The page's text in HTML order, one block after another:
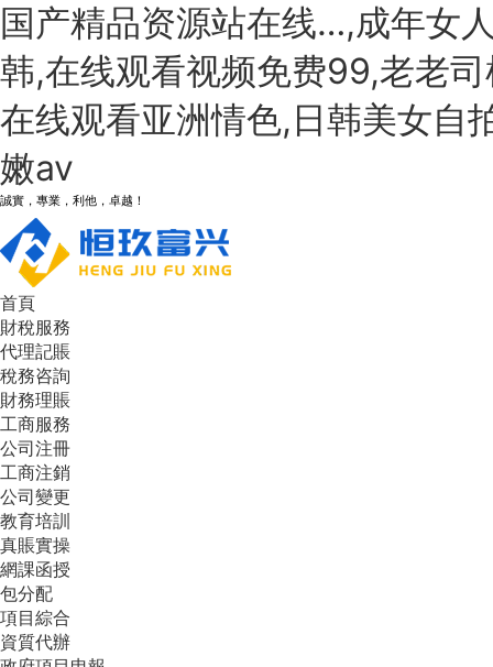
国产精品资源站在线…,成年女
韩,在线观看视频免费99,老老
在线观看亚洲情色,日韩美女自
嫩av
誠實，專業，利他，卓越！
首頁
財稅服務
代理記賬
稅務咨詢
財務理賬
工商服務
公司注冊
工商注銷
公司變更
教育培訓
真賬實操
網課函授
包分配
項目綜合
資質代辦